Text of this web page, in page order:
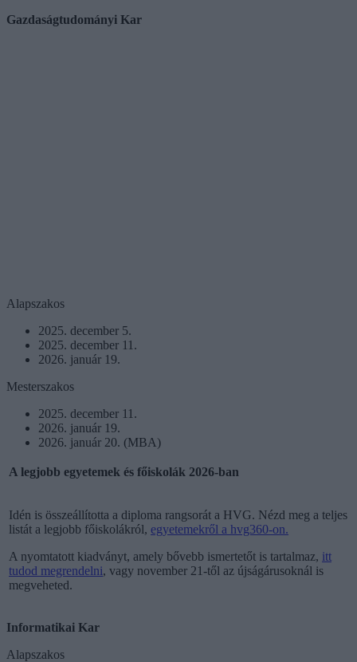
Gazdaságtudományi Kar
Alapszakos
2025. december 5.
2025. december 11.
2026. január 19.
Mesterszakos
2025. december 11.
2026. január 19.
2026. január 20. (MBA)
A legjobb egyetemek és főiskolák 2026-ban
Idén is összeállította a diploma rangsorát a HVG. Nézd meg a teljes
listát a legjobb főiskolákról, egyetemekről a hvg360-on.
A nyomtatott kiadványt, amely bővebb ismertetőt is tartalmaz, itt
tudod megrendelni, vagy november 21-től az újságárusoknál is
megveheted.
Informatikai Kar
Alapszakos